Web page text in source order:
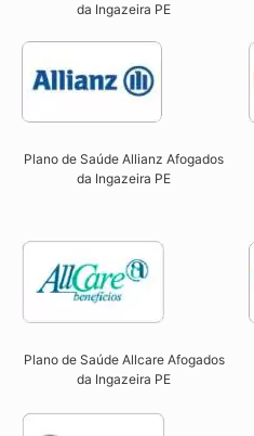
da Ingazeira PE​
Plano de Saúde Allianz Afogados
da Ingazeira PE​
Plano de Saúde Allcare Afogados
da Ingazeira PE​